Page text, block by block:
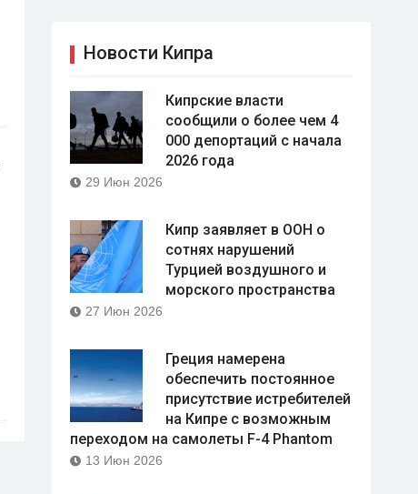
Новости Кипра
Кипрские власти
сообщили о более чем 4
000 депортаций с начала
2026 года
29 Июн 2026
Кипр заявляет в ООН о
сотнях нарушений
Турцией воздушного и
морского пространства
27 Июн 2026
Греция намерена
обеспечить постоянное
присутствие истребителей
на Кипре с возможным
переходом на самолеты F-4 Phantom
13 Июн 2026